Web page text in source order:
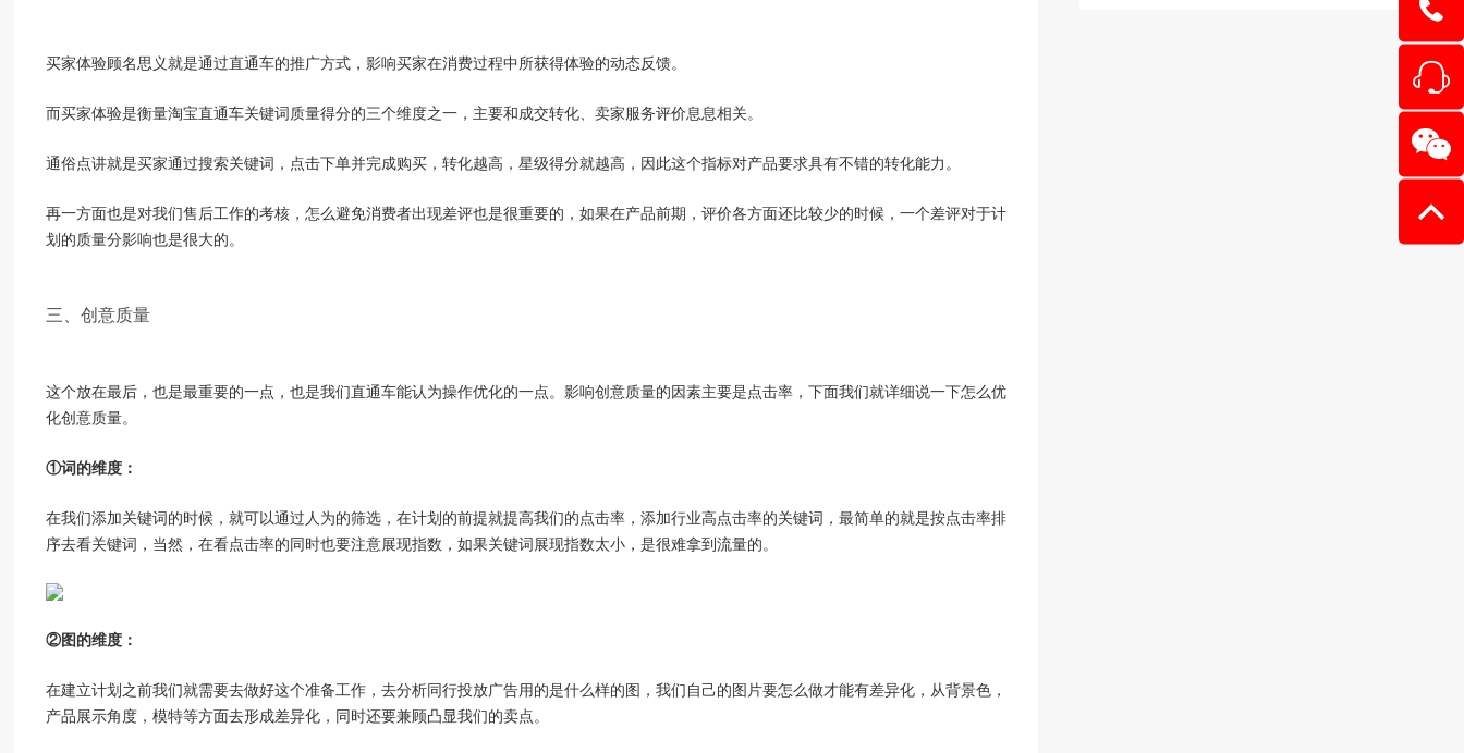
买家体验顾名思义就是通过直通车的推广方式，影响买家在消费过程中所获得体验的动态反馈。
而买家体验是衡量淘宝直通车关键词质量得分的三个维度之一，主要和成交转化、卖家服务评价息息相关。
通俗点讲就是买家通过搜索关键词，点击下单并完成购买，转化越高，星级得分就越高，因此这个指标对产品要求具有不错的转化能力。
再一方面也是对我们售后工作的考核，怎么避免消费者出现差评也是很重要的，如果在产品前期，评价各方面还比较少的时候，一个差评对于计
划的质量分影响也是很大的。
三、创意质量
这个放在最后，也是最重要的一点，也是我们直通车能认为操作优化的一点。影响创意质量的因素主要是点击率，下面我们就详细说一下怎么优
化创意质量。
①词的维度：
在我们添加关键词的时候，就可以通过人为的筛选，在计划的前提就提高我们的点击率，添加行业高点击率的关键词，最简单的就是按点击率排
序去看关键词，当然，在看点击率的同时也要注意展现指数，如果关键词展现指数太小，是很难拿到流量的。
②图的维度：
在建立计划之前我们就需要去做好这个准备工作，去分析同行投放广告用的是什么样的图，我们自己的图片要怎么做才能有差异化，从背景色，
产品展示角度，模特等方面去形成差异化，同时还要兼顾凸显我们的卖点。